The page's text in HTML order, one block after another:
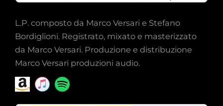
L.P. composto da Marco Versari e Stefano
Bordiglioni. Registrato, mixato e masterizzato
da Marco Versari. Produzione e distribuzione
Marco Versari produzioni audio.